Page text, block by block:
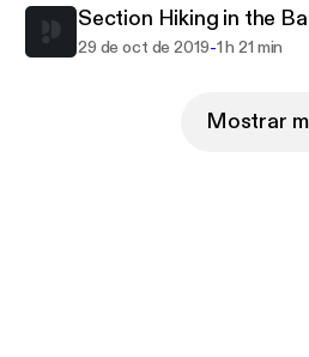
Section Hiking in the
29 de oct de 2019-1 h 21 min
Mostrar